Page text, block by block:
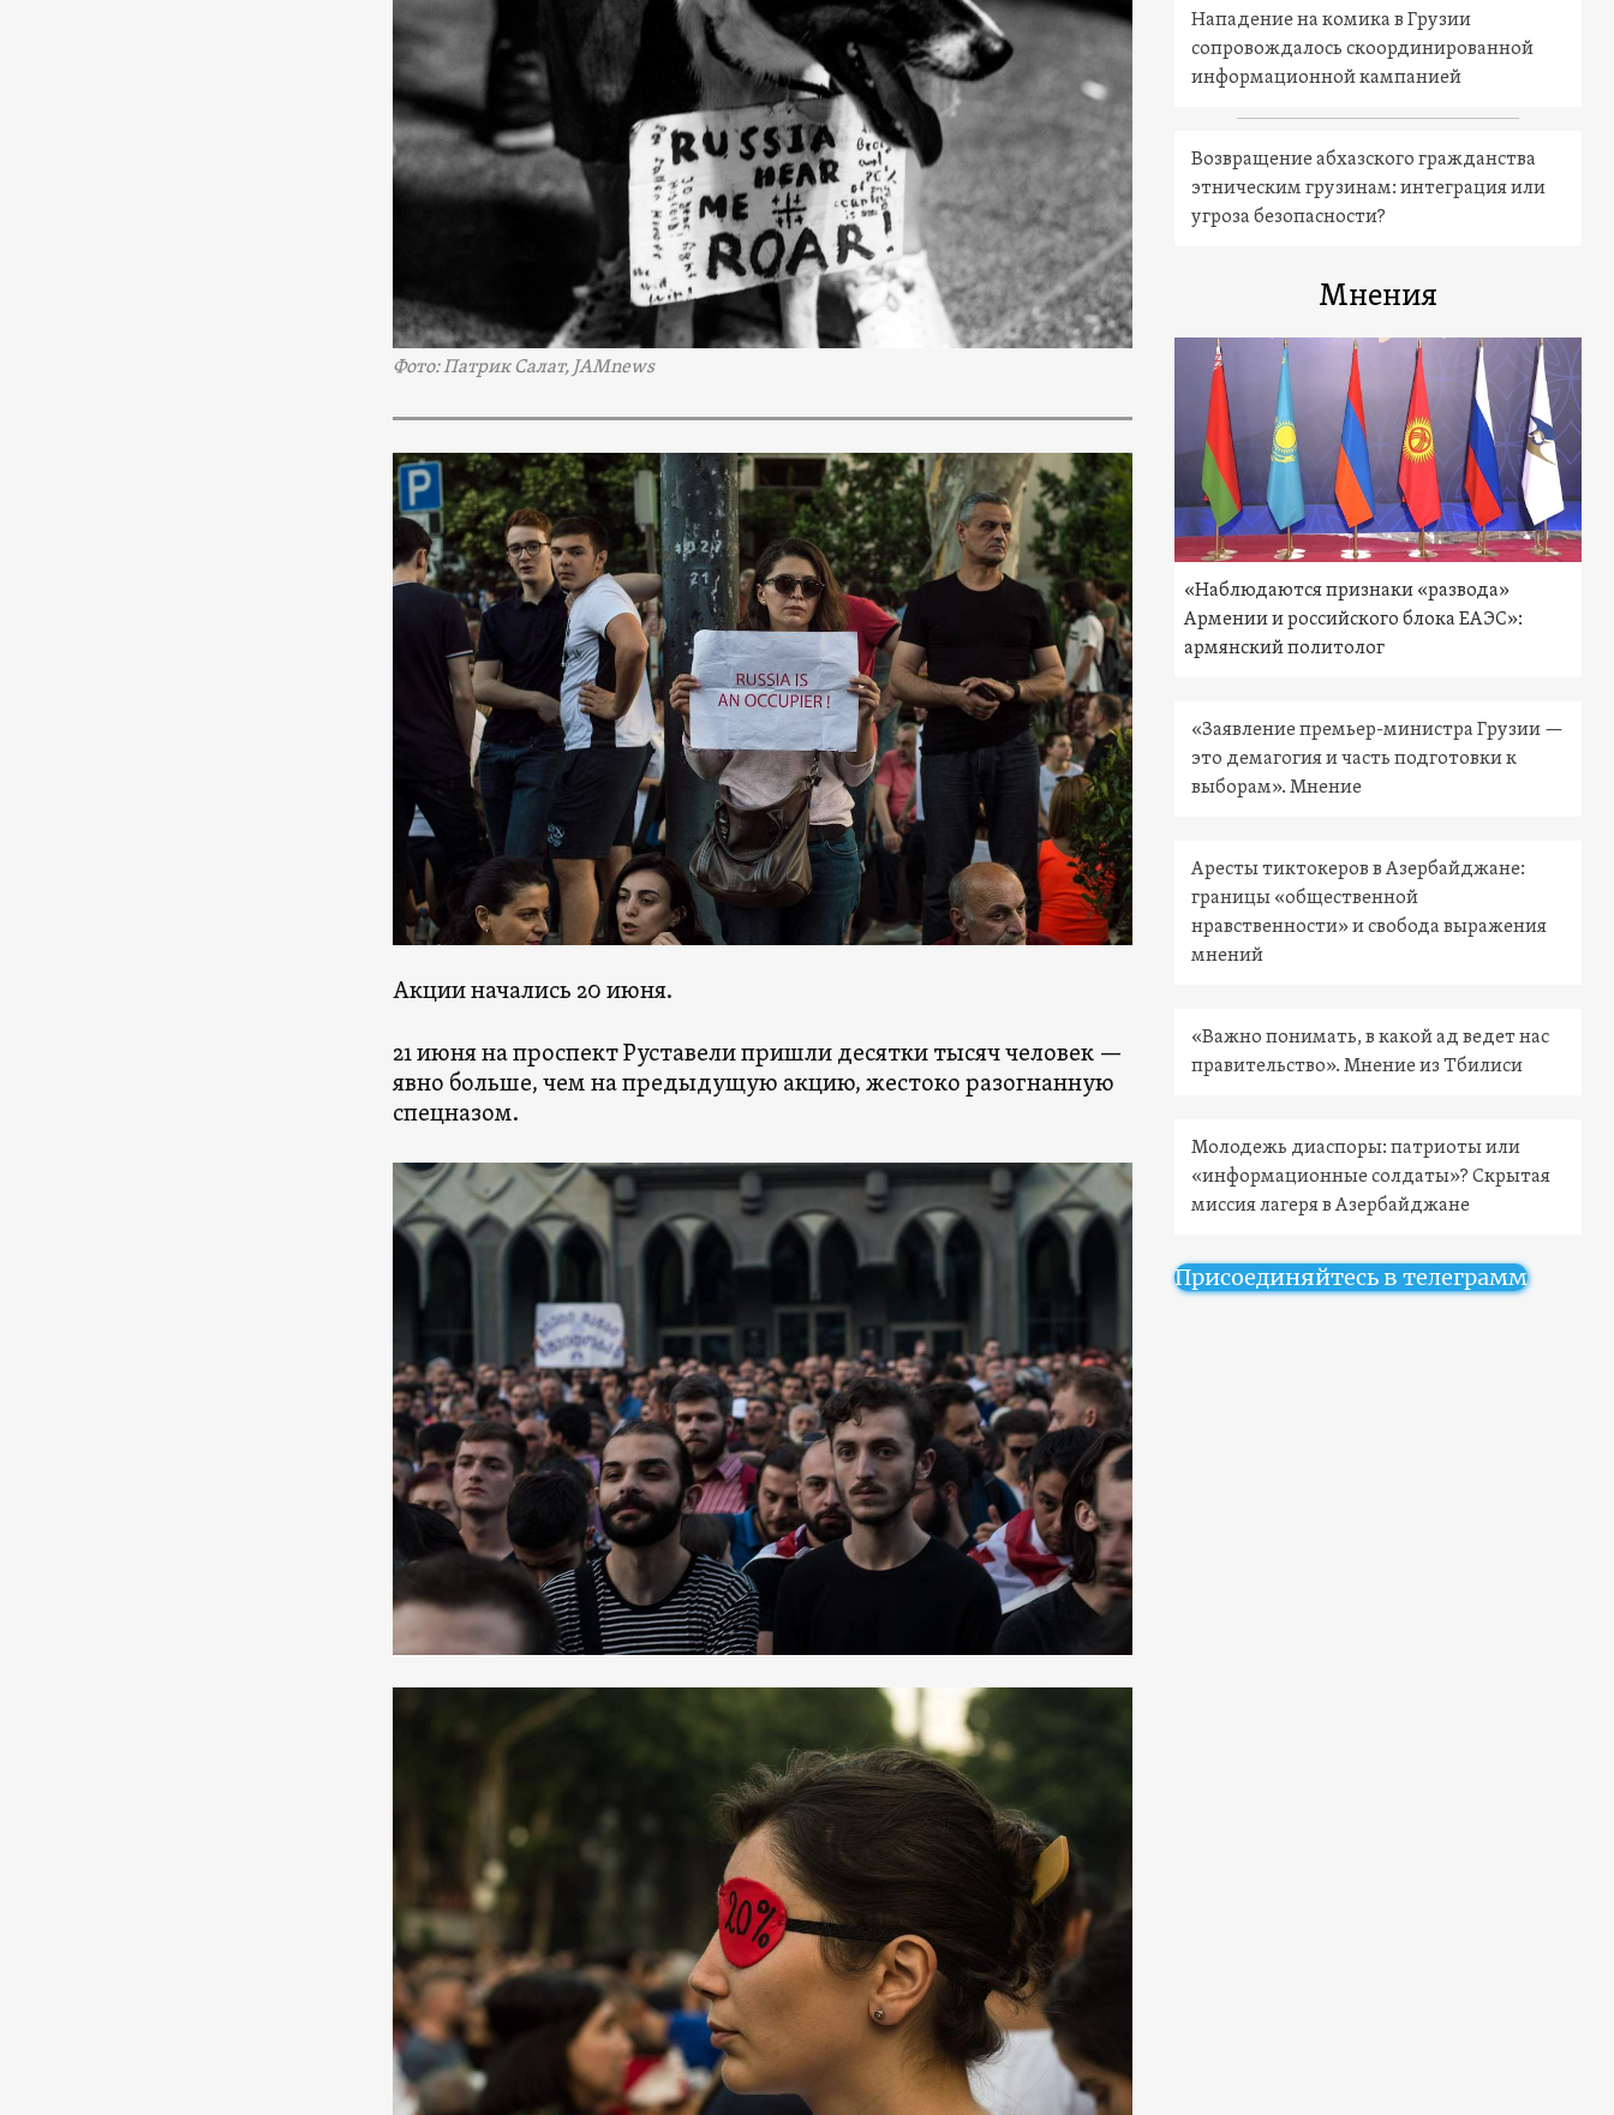
Фото: Патрик Салат, JAMnews
Акции начались 20 июня.
21 июня на проспект Руставели пришли десятки тысяч человек —
явно больше, чем на предыдущую акцию, жестоко разогнанную
спецназом.
Нападение на комика в Грузии
сопровождалось скоординированной
информационной кампанией
Возвращение абхазского гражданства
этническим грузинам: интеграция или
угроза безопасности?
Мнения
«Наблюдаются признаки «развода»
Армении и российского блока ЕАЭС»:
армянский политолог
«Заявление премьер-министра Грузии —
это демагогия и часть подготовки к
выборам». Мнение
Аресты тиктокеров в Азербайджане:
границы «общественной
нравственности» и свобода выражения
мнений
«Важно понимать, в какой ад ведет нас
правительство». Мнение из Тбилиси
Молодежь диаспоры: патриоты или
«информационные солдаты»? Скрытая
миссия лагеря в Азербайджане
Присоединяйтесь в телеграмм